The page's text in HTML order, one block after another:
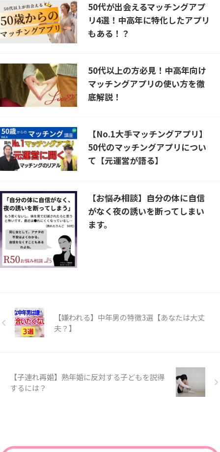
50代が出会えるマッチングアプ
リ4選！中高年に特化したアプリ
もある！？
50代以上の方必見！中高年向け
マッチングアプリの使い方を徹
底解説！
【No.1大手マッチングアプリ】
50代のマッチングアプリについ
て【元運営が語る】
【お悩み相談】自分の体に自信
がなく夜の誘いを断ってしまい
ます。
【嫌われる】中年男の特徴3選【あなたは大丈
夫？】
【子連れ再婚】熟年婚に反対する子どもを説得
するには？